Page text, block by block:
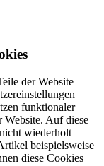
der Website
funktionaler
Website. Auf diese
wiederholt
beispielsweise
diese Cookies